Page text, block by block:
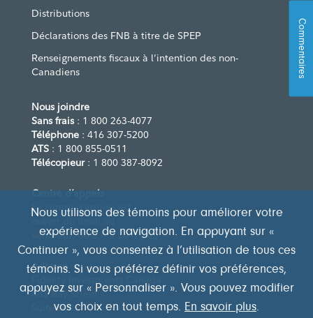
Distributions
Déclarations des FNB à titre de SPEP
Renseignements fiscaux à l’intention des non-
Canadiens
Nous joindre
Sans frais: 1 800 263-4077
Téléphone : 416 307-5200
ATS : 1 800 855-0511
Télécopieur: 1 800 387-8092
Centre d’appels
Le centre d’appels est
vendredi, de 8 h à 20 h (HE)
Adresse
483 Bay Street
Suite 300
Nous utilisons des témoins pour améliorer votre
expérience de navigation. En appuyant sur «
Continuer », vous consentez à l’utilisation de tous ces
témoins. Si vous préférez définir vos préférences,
appuyez sur « Personnaliser ». Vous pouvez modifier
vos choix en tout temps. En savoir plus.
Commentaires